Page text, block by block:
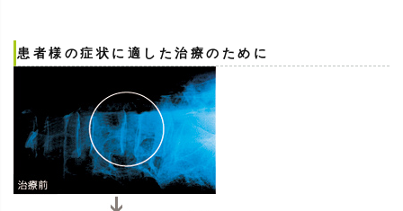
患者様の症状に適した治療のために